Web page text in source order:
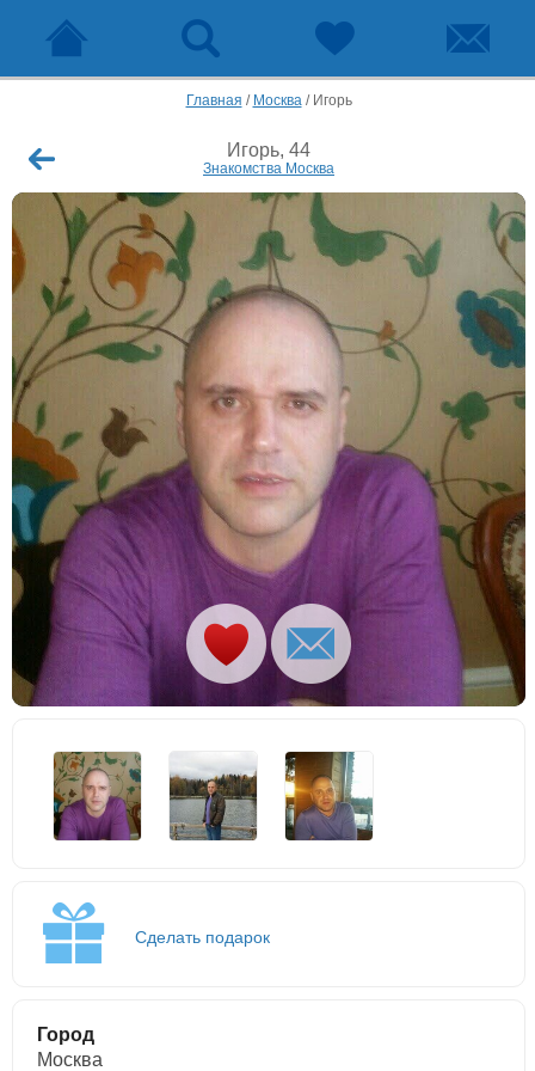
Главная / Москва/ Игорь
Игорь, 44
Знакомства Москва
Сделать подарок
Город
Москва